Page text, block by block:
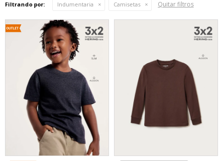
Filtrando por: Indumentaria Camisetas Quitar filtros